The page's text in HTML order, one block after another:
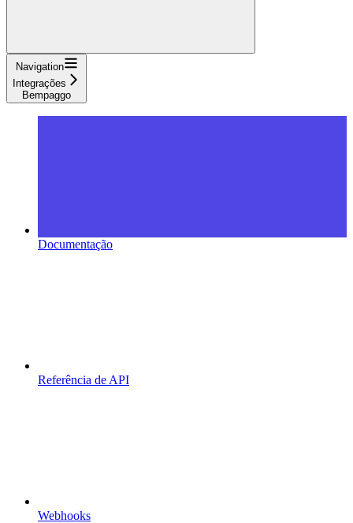
Navigation
Integrações
Bempaggo
Documentação
Referência de API
Webhooks